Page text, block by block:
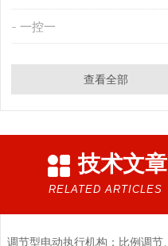
一控一
查看全部
技术文章
RELATED ARTICLES